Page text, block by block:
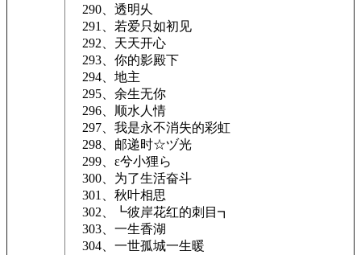
290、透明乆
291、若爱只如初见
292、天天开心
293、你的影殿下
294、地主
295、余生无你
296、顺水人情
297、我是永不消失的彩虹
298、邮递时☆ヅ光
299、ε兮小狸ら
300、为了生活奋斗
301、秋叶相思
302、┗彼岸花红的刺目┓
303、一生香湖
304、一世孤城一生暖